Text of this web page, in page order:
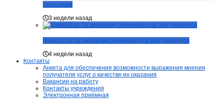
госуслугам
3 недели назад
Навигатор по целевому обучению для абитуриентов
4 недели назад
Контакты
Анкета для обеспечения возможности выражения мнения
получателя услуг о качестве их оказания
Вакансии на работу
Контакты учреждения
Электронная приёмная